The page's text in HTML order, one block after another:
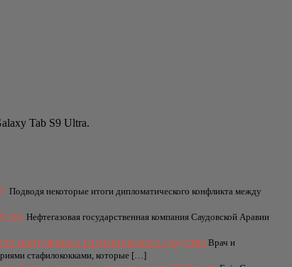
Tab S9 Ultra.
Подводя некоторые итоги дипломатического конфликта между
Нефтегазовая государственная компания Саудовской Аравии
популярного гигиенического средства Врач и
стафилококками, которые […]